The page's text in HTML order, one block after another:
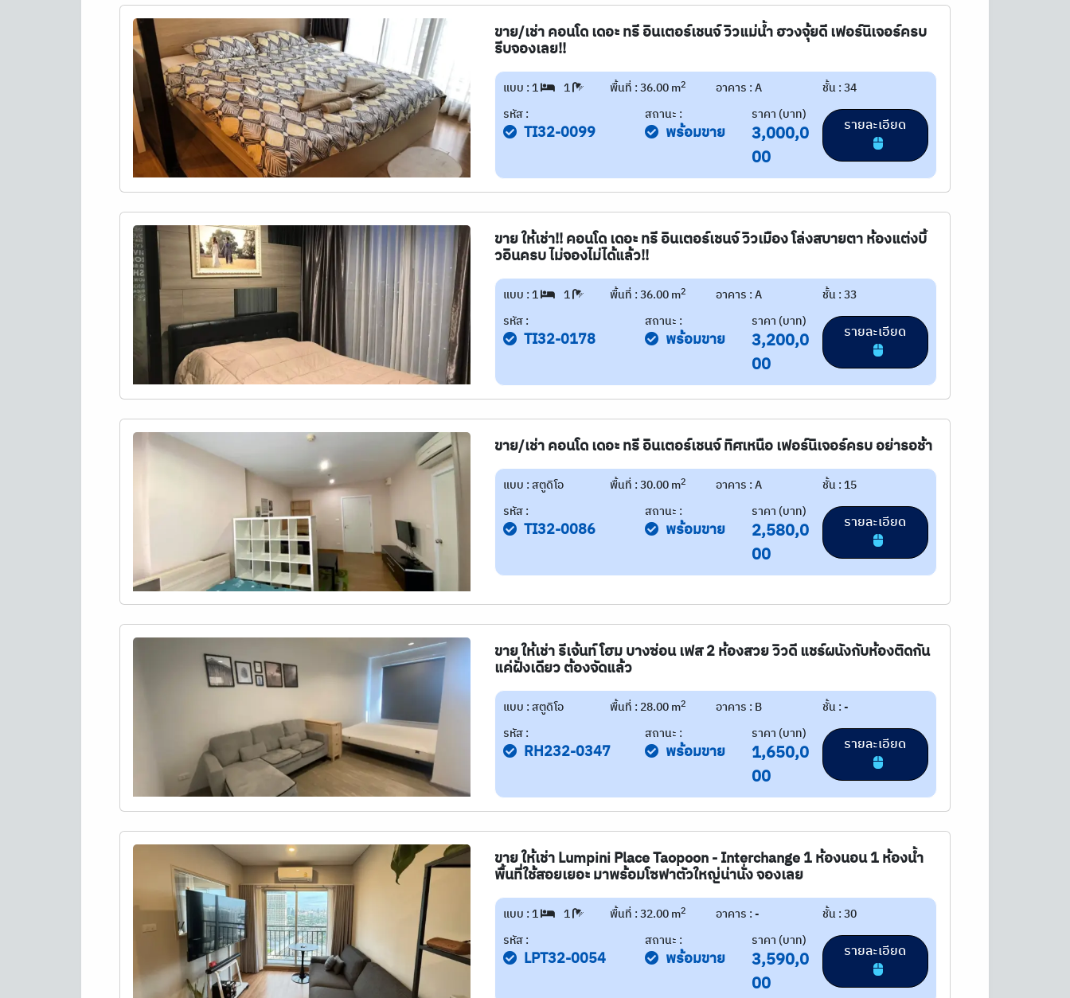
ขาย/เช่า คอนโด เดอะ ทรี อินเตอร์เชนจ์ วิวแม่น้ำ ฮวงจุ้ยดี เฟอร์นิเจอร์ครบ
รีบจองเลย!!
แบบ : 1 1 พื้นที่ : 36.00 m2 อาคาร : A
ชั้น : 34
รหัส :
TI32-0099
สถานะ :
พร้อมขาย
ราคา (บาท)
3,000,0
00
ขาย ให้เช่า!! คอนโด เดอะ ทรี อินเตอร์เชนจ์ วิวเมือง โล่งสบายตา ห้องแต่งบิ้
วอินครบ ไม่จองไม่ได้แล้ว!!
แบบ : 1 1 พื้นที่ : 36.00 m2 อาคาร : A
ชั้น : 33
รหัส :
TI32-0178
สถานะ :
พร้อมขาย
ราคา (บาท)
3,200,0
00
ขาย/เช่า คอนโด เดอะ ทรี อินเตอร์เชนจ์ ทิศเหนือ เฟอร์นิเจอร์ครบ อย่ารอช้า
แบบ : สตูดิโอ พื้นที่ : 30.00 m2 อาคาร : A
ชั้น : 15
รหัส :
TI32-0086
สถานะ :
พร้อมขาย
ราคา (บาท)
2,580,0
00
ขาย ให้เช่า รีเจ้นท์ โฮม บางซ่อน เฟส 2 ห้องสวย วิวดี แชร์ผนังกับห้องติดกัน
แค่ฝั่งเดียว ต้องจัดแล้ว
แบบ : สตูดิโอ พื้นที่ : 28.00 m2 อาคาร : B
ชั้น : -
รหัส :
RH232-0347
สถานะ :
พร้อมขาย
ราคา (บาท)
1,650,0
00
ขาย ให้เช่า Lumpini Place Taopoon - Interchange 1 ห้องนอน 1 ห้องน้ำ
พื้นที่ใช้สอยเยอะ มาพร้อมโซฟาตัวใหญ่น่านั่ง จองเลย
แบบ : 1 1 พื้นที่ : 32.00 m2 อาคาร : -
ชั้น : 30
รหัส :
LPT32-0054
สถานะ :
พร้อมขาย
ราคา (บาท)
3,590,0
00